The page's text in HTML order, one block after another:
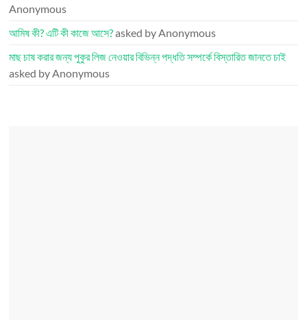
Anonymous
আমিষ কী? এটি কী কাজে আসে?asked by Anonymous
মাছ চাষ করার জন্য পুকুর লিজ নেওয়ার বিভিন্ন পদ্ধতি সম্পর্কে বিস্তারিত জানতে চাই
asked by Anonymous